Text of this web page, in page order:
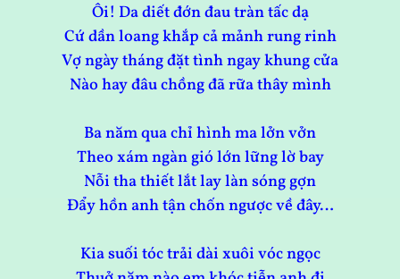
Ôi! Da diết đớn đau tràn tấc dạ
Cứ dần loang khắp cả mảnh rung rinh
Vợ ngày tháng đặt tình ngay khung cửa
Nào hay đâu chồng đã rữa thây mình
Ba năm qua chỉ hình ma lởn vởn
Theo xám ngàn gió lớn lững lờ bay
Nỗi tha thiết lắt lay làn sóng gợn
Đẩy hồn anh tận chốn ngược về đây…
Kia suối tóc trải dài xuôi vóc ngọc